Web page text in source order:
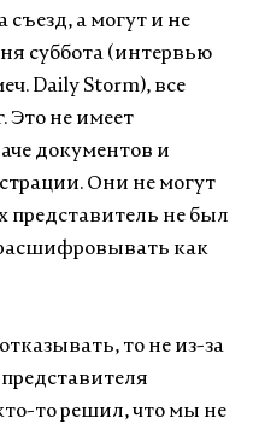
съезд, а могут и не
суббота (интервью
Daily Storm), все
Это не имеет
документов и
Они не могут
представитель не был
расшифровывать как
то не из-за
то решил, что мы не